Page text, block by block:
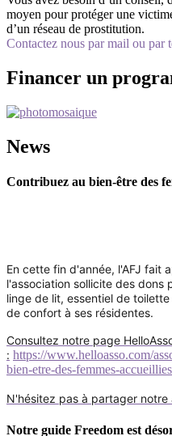
moyen pour protéger une
d’un réseau de prostitution.
Contactez nous par mail ou par
Financer un
News
Contribuez au bien-être des
En cette fin d'année, l'AFJ fait
l'association sollicite des dons
linge de lit, essentiel de
de confort à ses résidentes.
Consultez notre page
: https://www.helloasso.com/
bien-etre-des-femmes-
N'hésitez pas à partager
Notre guide Freedom est